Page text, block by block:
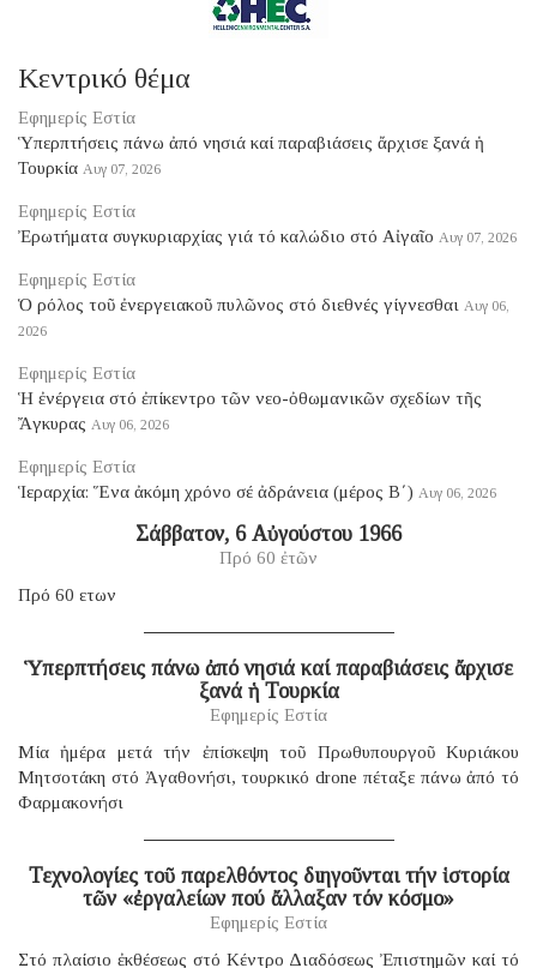
Κεντρικό θέμα
Εφημερίς Εστία
Ὑπερπτήσεις πάνω ἀπό νησιά καί παραβιάσεις ἄρχισε ξανά ἡ
Τουρκία Αυγ 07, 2026
Εφημερίς Εστία
Ἐρωτήματα συγκυριαρχίας γιά τό καλώδιο στό Αἰγαῖο Αυγ 07, 2026
Εφημερίς Εστία
Ὁ ρόλος τοῦ ἐνεργειακοῦ πυλῶνος στό διεθνές γίγνεσθαι Αυγ 06,
2026
Εφημερίς Εστία
Ἡ ἐνέργεια στό ἐπίκεντρο τῶν νεο-ὀθωμανικῶν σχεδίων τῆς
Ἄγκυρας Αυγ 06, 2026
Εφημερίς Εστία
Ἱεραρχία: Ἕνα ἀκόμη χρόνο σέ ἀδράνεια (μέρος B΄) Αυγ 06, 2026
Σάββατον, 6 Αὐγούστου 1966
Πρό 60 ἐτῶν
Πρό 60 ετων
Ὑπερπτήσεις πάνω ἀπό νησιά καί παραβιάσεις ἄρχισε
ξανά ἡ Τουρκία
Εφημερίς Εστία
Μία ἡμέρα μετά τήν ἐπίσκεψη τοῦ Πρωθυπουργοῦ Κυριάκου
Μητσοτάκη στό Ἀγαθονήσι, τουρκικό drone πέταξε πάνω ἀπό τό
Φαρμακονήσι
Τεχνολογίες τοῦ παρελθόντος διηγοῦνται τήν ἱστορία
τῶν «ἐργαλείων πού ἄλλαξαν τόν κόσμο»
Εφημερίς Εστία
Στό πλαίσιο ἐκθέσεως στό Κέντρο Διαδόσεως Ἐπιστημῶν καί τό